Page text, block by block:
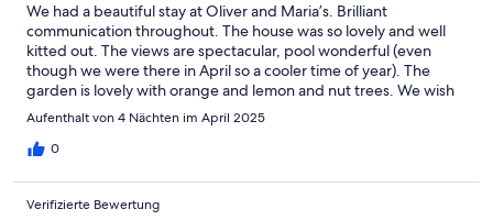
We had a beautiful stay at Oliver and Maria’s. Brilliant
communication throughout. The house was so lovely and well
kitted out. The views are spectacular, pool wonderful (even
though we were there in April so a cooler time of year). The
garden is lovely with orange and lemon and nut trees. We wish
we could have stayed longer aa d would love to return.
Aufenthalt von 4 Nächten im April 2025
0
Verifizierte Bewertung